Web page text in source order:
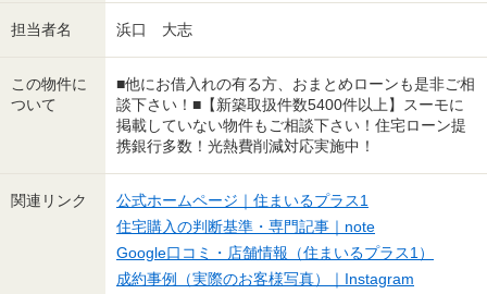
担当者名 浜口 大志
この物件に
ついて
■他にお借入れの有る方、おまとめローンも是非ご相
談下さい！■【新築取扱件数5400件以上】スーモに
掲載していない物件もご相談下さい！住宅ローン提
携銀行多数！光熱費削減対応実施中！
関連リンク
公式ホームページ｜住まいるプラス1
住宅購入の判断基準・専門記事｜note
Google口コミ・店舗情報（住まいるプラス1）
成約事例（実際のお客様写真）｜Instagram